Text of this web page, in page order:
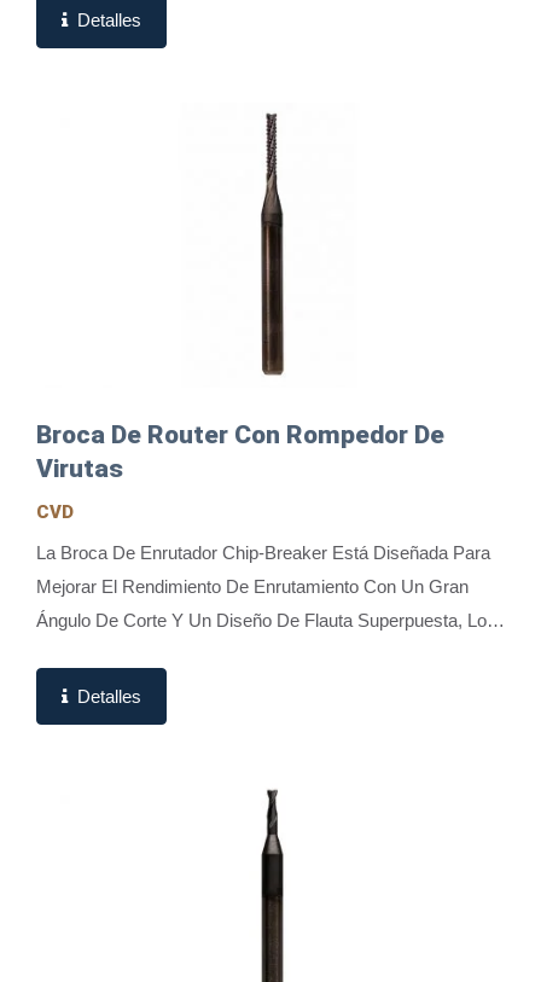
Detalles
Broca De Router Con Rompedor De
Virutas
CVD
La Broca De Enrutador Chip-Breaker Está Diseñada Para
Mejorar El Rendimiento De Enrutamiento Con Un Gran
Ángulo De Corte Y Un Diseño De Flauta Superpuesta, Lo
Detalles